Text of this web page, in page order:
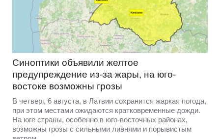
Синоптики объявили желтое
предупреждение из-за жары, на юго-
востоке возможны грозы
В четверг, 6 августа, в Латвии сохранится жаркая погода,
при этом местами ожидаются кратковременные дожди.
На юге страны, особенно в юго-восточных районах,
возможны грозы с сильными ливнями и порывистым